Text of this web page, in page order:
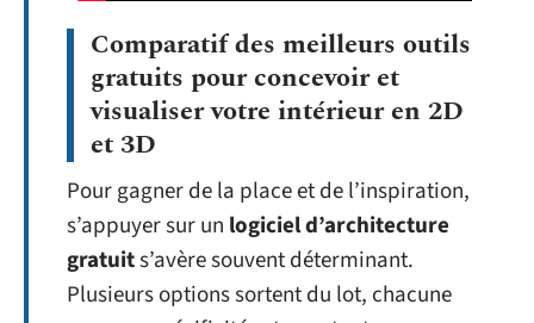
Comparatif des meilleurs outils
gratuits pour concevoir et
visualiser votre intérieur en 2D
et 3D
Pour gagner de la place et de l’inspiration,
s’appuyer sur un logiciel d’architecture
gratuits’avère souvent déterminant.
Plusieurs options sortent du lot, chacune